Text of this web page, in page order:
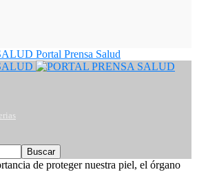
Portal Prensa Salud
de proteger nuestra piel, el órgano